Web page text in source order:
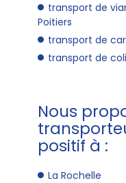
transport de
Poitiers
transport de
transport de
Nous
positif à :
La Rochelle